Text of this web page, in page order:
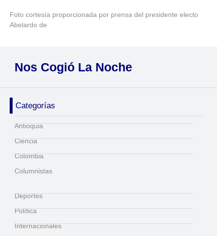
Foto cortesía proporcionada por prensa del presidente electo
Abelardo de
Nos Cogió La Noche
Categorías
Antioquia
Ciencia
Colombia
Columnistas
Deportes
Política
Internacionales